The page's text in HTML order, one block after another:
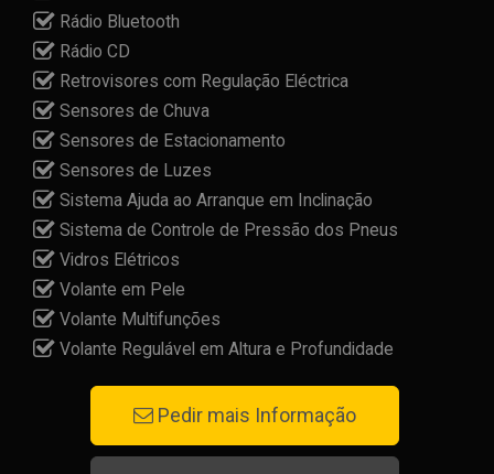
Rádio Bluetooth
Rádio CD
Retrovisores com Regulação Eléctrica
Sensores de Chuva
Sensores de Estacionamento
Sensores de Luzes
Sistema Ajuda ao Arranque em Inclinação
Sistema de Controle de Pressão dos Pneus
Vidros Elétricos
Volante em Pele
Volante Multifunções
Volante Regulável em Altura e Profundidade
Pedir mais Informação